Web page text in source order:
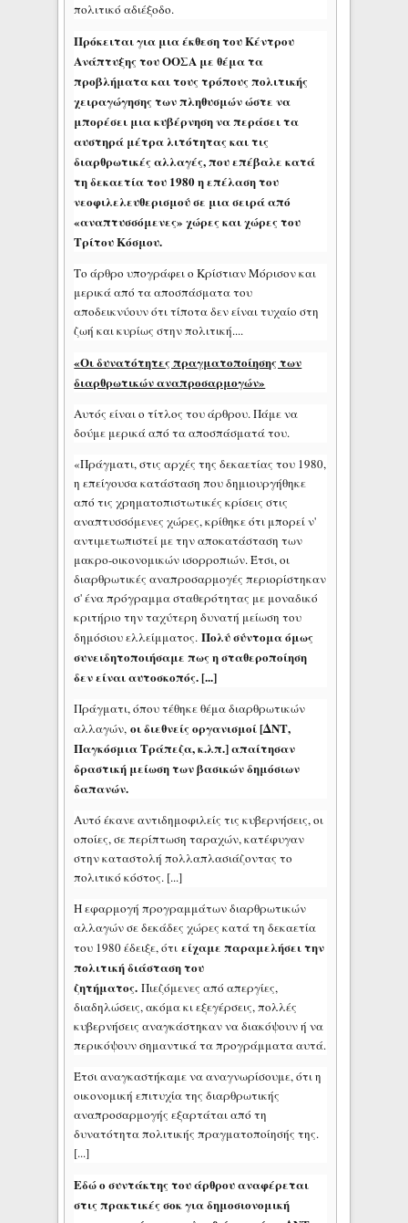
πολιτικό αδιέξοδο.
Πρόκειται για μια έκθεση του Κέντρου
Ανάπτυξης του ΟΟΣΑ με θέμα τα
προβλήματα και τους τρόπους πολιτικής
χειραγώγησης των πληθυσμών ώστε να
μπορέσει μια κυβέρνηση να περάσει τα
αυστηρά μέτρα λιτότητας και τις
διαρθρωτικές αλλαγές, που επέβαλε κατά
τη δεκαετία του 1980 η επέλαση του
νεοφιλελευθερισμού σε μια σειρά από
«αναπτυσσόμενες» χώρες και χώρες του
Τρίτου Κόσμου.
Το άρθρο υπογράφει ο Κρίστιαν Μόρισον και
μερικά από τα αποσπάσματα του
αποδεικνύουν ότι τίποτα δεν είναι τυχαίο στη
ζωή και κυρίως στην πολιτική....
«Οι δυνατότητες πραγματοποίησης των
διαρθρωτικών αναπροσαρμογών»
Αυτός είναι ο τίτλος του άρθρου. Πάμε να
δούμε μερικά από τα αποσπάσματά του.
«Πράγματι, στις αρχές της δεκαετίας του 1980,
η επείγουσα κατάσταση που δημιουργήθηκε
από τις χρηματοπιστωτικές κρίσεις στις
αναπτυσσόμενες χώρες, κρίθηκε ότι μπορεί ν'
αντιμετωπιστεί με την αποκατάσταση των
μακρο-οικονομικών ισορροπιών. Έτσι, οι
διαρθρωτικές αναπροσαρμογές περιορίστηκαν
σ' ένα πρόγραμμα σταθερότητας με μοναδικό
κριτήριο την ταχύτερη δυνατή μείωση του
δημόσιου ελλείμματος.Πολύ σύντομα όμως
συνειδητοποιήσαμε πως η σταθεροποίηση
δεν είναι αυτοσκοπός. [...]
Πράγματι, όπου τέθηκε θέμα διαρθρωτικών
αλλαγών,οι διεθνείς οργανισμοί [ΔΝΤ,
Παγκόσμια Τράπεζα, κ.λπ.] απαίτησαν
δραστική μείωση των βασικών δημόσιων
δαπανών.
Αυτό έκανε αντιδημοφιλείς τις κυβερνήσεις, οι
οποίες, σε περίπτωση ταραχών, κατέφυγαν
στην καταστολή πολλαπλασιάζοντας το
πολιτικό κόστος. [...]
Η εφαρμογή προγραμμάτων διαρθρωτικών
αλλαγών σε δεκάδες χώρες κατά τη δεκαετία
του 1980 έδειξε, ότιείχαμε παραμελήσει την
πολιτική διάσταση του
ζητήματος. Πιεζόμενες από απεργίες,
διαδηλώσεις, ακόμα κι εξεγέρσεις, πολλές
κυβερνήσεις αναγκάστηκαν να διακόψουν ή να
περικόψουν σημαντικά τα προγράμματα αυτά.
Έτσι αναγκαστήκαμε να αναγνωρίσουμε, ότι η
οικονομική επιτυχία της διαρθρωτικής
αναπροσαρμογής εξαρτάται από τη
δυνατότητα πολιτικής πραγματοποίησής της.
[...]
Εδώ ο συντάκτης του άρθρου αναφέρεται
στις πρακτικές σοκ για δημοσιονομική